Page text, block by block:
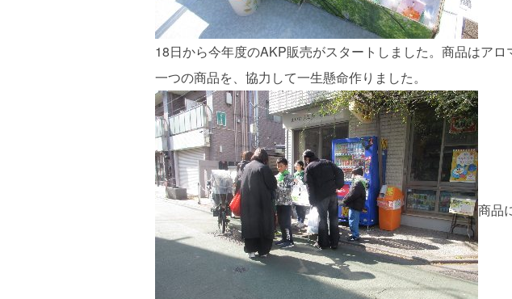
18日から今年度のAKP販売がスタートしました。商品はア
一つの商品を、協力して一生懸命作りました。
商品